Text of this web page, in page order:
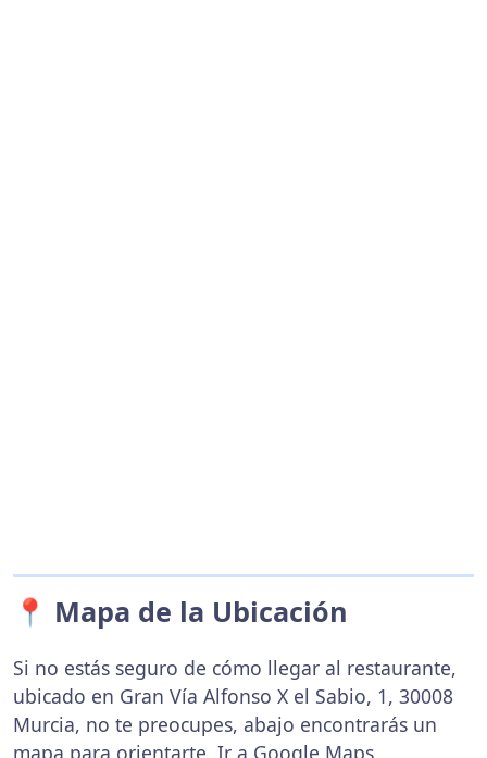
📍 Mapa de la Ubicación
Si no estás seguro de cómo llegar al restaurante,
ubicado en Gran Vía Alfonso X el Sabio, 1, 30008
Murcia, no te preocupes, abajo encontrarás un
mapa para orientarte. Ir a Google Maps